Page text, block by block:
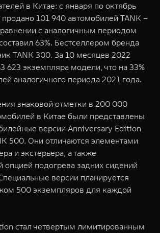
WEY 80
Масштаб
от 8 099
в Китае: с января по октябрь
101 940 автомобилей TANK –
с аналогичным периодом
63%. Бестселлером бренда
TANK 300. За 10 месяцев 2022
623 экземпляра модели, что на 33%
аналогичного периода 2021 года.
знаковой отметки в 200 000
в Китае были представлены
версии Anniversary Edition
500. Они отличаются элементами
и экстерьера, а также
опцией подогрева задних сидений
версии планируется
500 экземпляров для каждой
стал четвертым лимитированным